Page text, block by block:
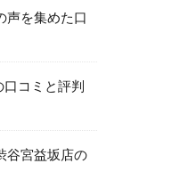
声を集めた口
口コミと評判
谷宮益坂店の